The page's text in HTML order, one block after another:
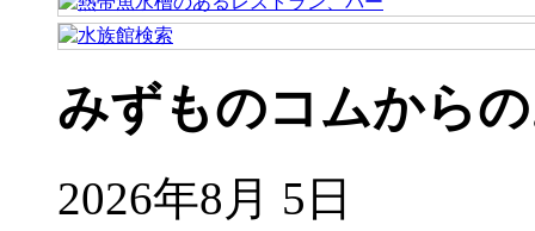
みずものコムから
2026年8月 5日